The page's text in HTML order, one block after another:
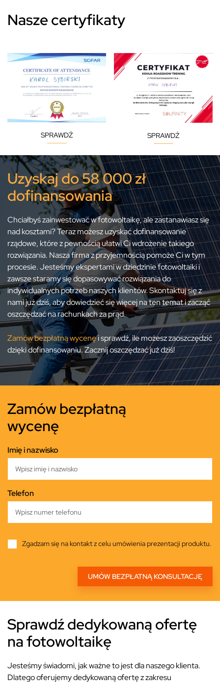
Nasze certyfikaty
SPRAWDŹ SPRAWDŹ
Uzyskaj do 58 000 zł
dofinansowania
Chciałbyś zainwestować w fotowoltaikę, ale zastanawiasz się
nad kosztami? Teraz możesz uzyskać dofinansowanie
rządowe, które z pewnością ułatwi Ci wdrożenie takiego
rozwiązania. Nasza firma z przyjemnością pomoże Ci w tym
procesie. Jesteśmy ekspertami w dziedzinie fotowoltaiki i
zawsze staramy się dopasowywać rozwiązania do
indywidualnych potrzeb naszych klientów. Skontaktuj się z
nami już dziś, aby dowiedzieć się więcej na ten temat i zacząć
oszczędzać na rachunkach za prąd.
Zamów bezpłatną wycenęi sprawdź, ile możesz zaoszczędzić
dzięki dofinansowaniu. Zacznij oszczędzać już dziś!
Zamów bezpłatną
wycenę
Imię i nazwisko
Telefon
Zgadzam się na kontakt z celu umówienia prezentacji produktu.
Sprawdź dedykowaną ofertę
na fotowoltaikę
Jesteśmy świadomi, jak ważne to jest dla naszego klienta.
Dlatego oferujemy dedykowaną ofertę z zakresu